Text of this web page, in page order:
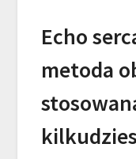
Echo
metoda